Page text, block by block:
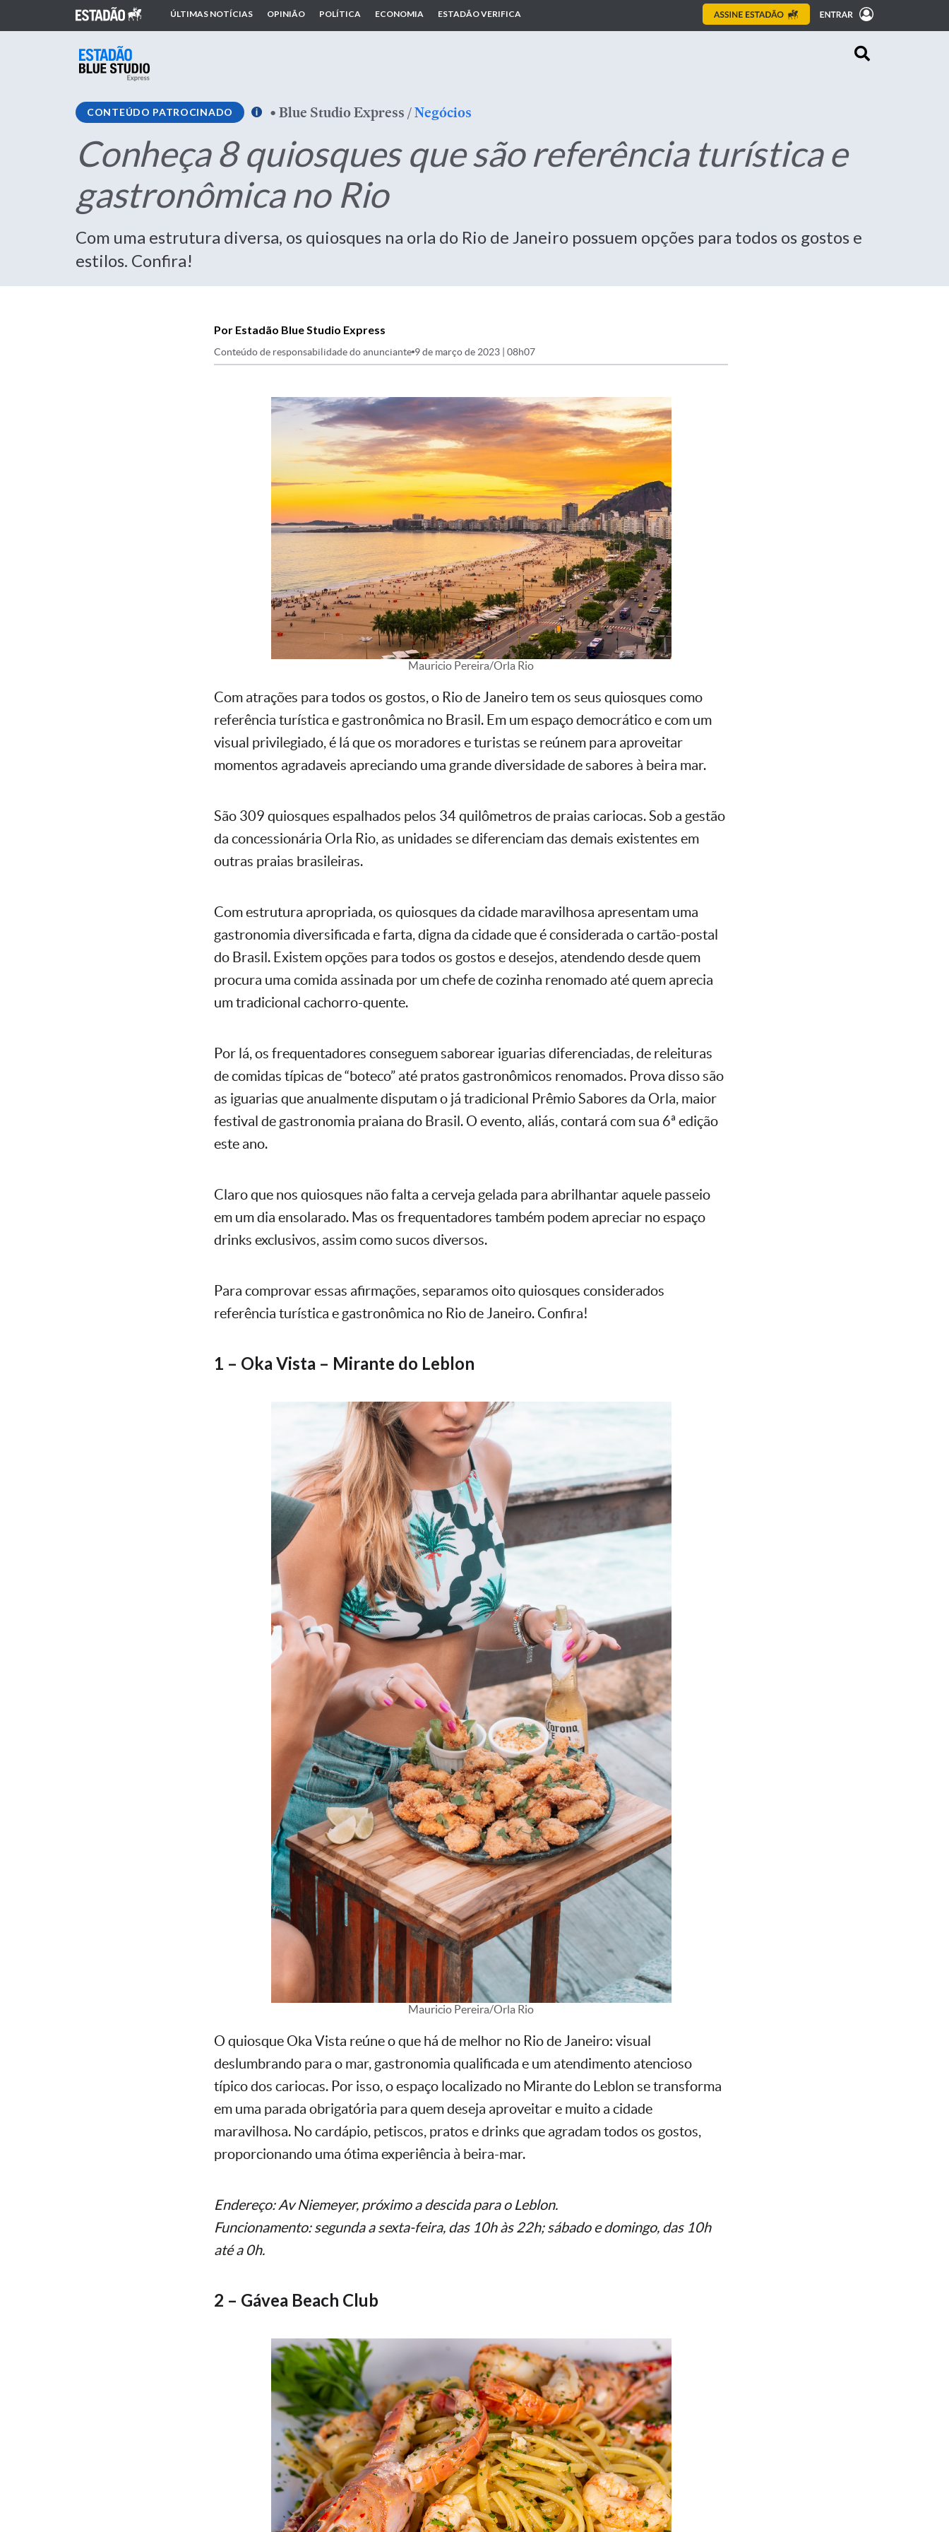
ÚLTIMAS NOTÍCIAS OPINIÃO POLÍTICA ECONOMIA ESTADÃO VERIFICA
CONTEÚDO PATROCINADO •Blue Studio Express/Negócios
Conheça 8 quiosques que são referência turística e
gastronômica no Rio
Com uma estrutura diversa, os quiosques na orla do Rio de Janeiro possuem opções para todos os gostos e
estilos. Confira!
Por Estadão Blue Studio Express
Conteúdo de responsabilidade do anunciante 9 de março de 2023 | 08h07
Mauricio Pereira/Orla Rio
Com atrações para todos os gostos, o Rio de Janeiro tem os seus quiosques como
referência turística e gastronômica no Brasil. Em um espaço democrático e com um
visual privilegiado, é lá que os moradores e turistas se reúnem para aproveitar
momentos agradaveis apreciando uma grande diversidade de sabores à beira mar.
São 309 quiosques espalhados pelos 34 quilômetros de praias cariocas. Sob a gestão
da concessionária Orla Rio, as unidades se diferenciam das demais existentes em
outras praias brasileiras.
Com estrutura apropriada, os quiosques da cidade maravilhosa apresentam uma
gastronomia diversificada e farta, digna da cidade que é considerada o cartão-postal
do Brasil. Existem opções para todos os gostos e desejos, atendendo desde quem
procura uma comida assinada por um chefe de cozinha renomado até quem aprecia
um tradicional cachorro-quente.
Por lá, os frequentadores conseguem saborear iguarias diferenciadas, de releituras
de comidas típicas de “boteco” até pratos gastronômicos renomados. Prova disso são
as iguarias que anualmente disputam o já tradicional Prêmio Sabores da Orla, maior
festival de gastronomia praiana do Brasil. O evento, aliás, contará com sua 6ª edição
este ano.
Claro que nos quiosques não falta a cerveja gelada para abrilhantar aquele passeio
em um dia ensolarado. Mas os frequentadores também podem apreciar no espaço
drinks exclusivos, assim como sucos diversos.
Para comprovar essas afirmações, separamos oito quiosques considerados
referência turística e gastronômica no Rio de Janeiro. Confira!
1 – Oka Vista – Mirante do Leblon
Mauricio Pereira/Orla Rio
O quiosque Oka Vista reúne o que há de melhor no Rio de Janeiro: visual
deslumbrando para o mar, gastronomia qualificada e um atendimento atencioso
típico dos cariocas. Por isso, o espaço localizado no Mirante do Leblon se transforma
em uma parada obrigatória para quem deseja aproveitar e muito a cidade
maravilhosa. No cardápio, petiscos, pratos e drinks que agradam todos os gostos,
proporcionando uma ótima experiência à beira-mar.
Endereço: Av Niemeyer, próximo a descida para o Leblon.
Funcionamento: segunda a sexta-feira, das 10h às 22h; sábado e domingo, das 10h
até a 0h.
2 – Gávea Beach Club